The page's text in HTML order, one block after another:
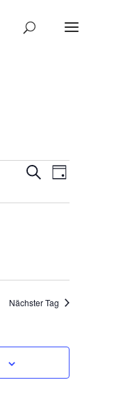
Termine
Such-
SucheTag
Nächster Tag